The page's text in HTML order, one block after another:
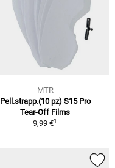
MTR
Pell.strapp.(10 pz) S15 Pro
Tear-Off Films
9,99 €1